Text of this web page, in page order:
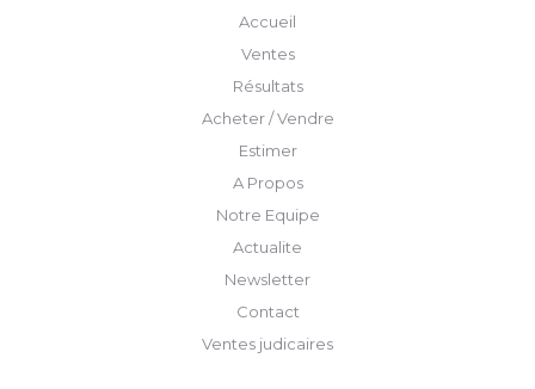
Accueil
Ventes
Résultats
Acheter / Vendre
Estimer
A Propos
Notre Equipe
Actualite
Newsletter
Contact
Ventes judicaires